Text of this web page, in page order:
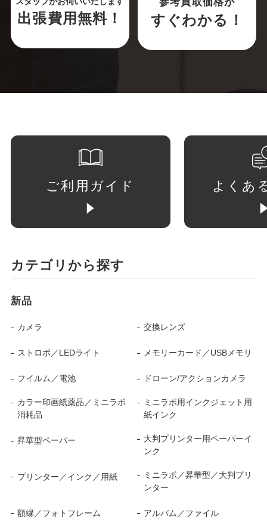
出張費用無料！ すぐわかる！
ご利用ガイド よくあ
カテゴリから探す
新品
カメラ 交換レンズ
ストロボ／LEDライト メモリーカード／USBメモリ
フイルム／電池 ドローン/アクションカメラ
カラー印画紙薬品／ミニラボ
消耗品
ミニラボ用インクジェット用
紙インク
昇華型ペーパー
大判プリンター用ペーパーイ
ンク
プリンター／インク／用紙
ミニラボ／昇華型／大判プリ
ンター
額縁／フォトフレーム アルバム／ファイル